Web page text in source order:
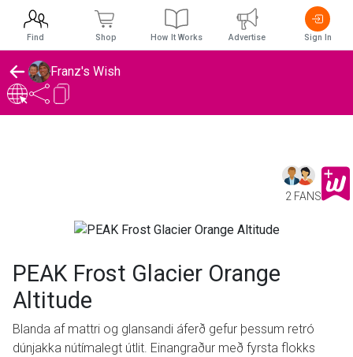
Franz's Wish
2 FANS
PEAK Frost Glacier Orange
Altitude
Blanda af mattri og glansandi áferð gefur þessum retró
dúnjakka nútímalegt útlit. Einangraður með fyrsta flokks
Find Shop How It Works Advertise Sign In